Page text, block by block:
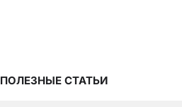
ПОЛЕЗНЫЕ СТАТЬИ